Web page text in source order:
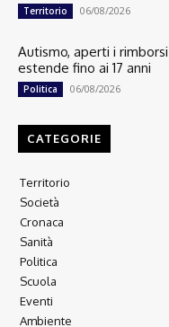
Territorio 06/08/2026
Autismo, aperti i
estende fino ai 17 anni
Politica 06/08/2026
CATEGORIE
Territorio
Società
Cronaca
Sanità
Politica
Scuola
Eventi
Ambiente